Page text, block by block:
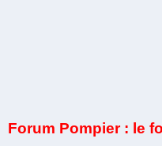
Forum Pompier : le